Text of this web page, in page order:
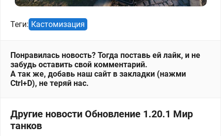
Теги: Кастомизация
Понравилась новость? Тогда поставь ей лайк, и не
забудь оставить свой комментарий.
А так же, добавь наш сайт в закладки (нажми
Ctrl+D), не теряй нас.
Другие новости Обновление 1.20.1 Мир
танков